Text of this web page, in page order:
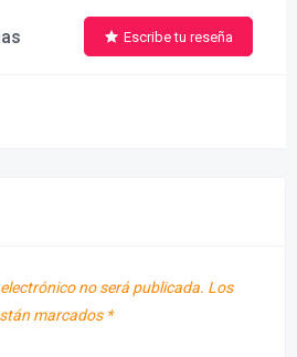
Escribe tu reseña
no será publicada. Los
marcados *